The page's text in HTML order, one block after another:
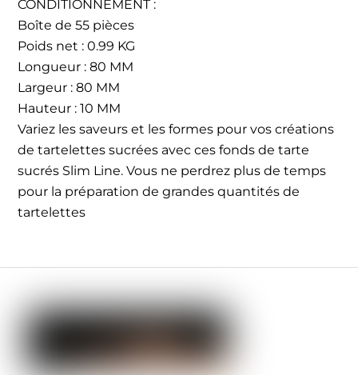
CONDITIONNEMENT :
Boîte de 55 pièces
Poids net : 0.99 KG
Longueur : 80 MM
Largeur : 80 MM
Hauteur : 10 MM
Variez les saveurs et les formes pour vos créations
de tartelettes sucrées avec ces fonds de tarte
sucrés Slim Line. Vous ne perdrez plus de temps
pour la préparation de grandes quantités de
tartelettes